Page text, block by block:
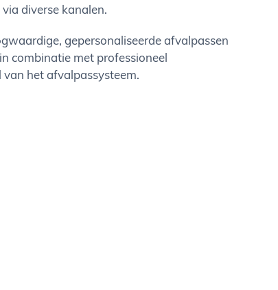
diverse kanalen.
gepersonaliseerde afvalpassen
combinatie met professioneel
het afvalpassysteem.